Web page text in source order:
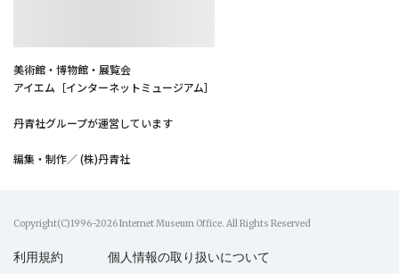
美術館・博物館・展覧会
アイエム［インターネットミュージアム］
丹青社グループが運営しています
編集・制作／ (株)丹青社
Copyright(C)1996-2026 Internet Museum Office. All Rights Reserved
利用規約 個人情報の取り扱いについて